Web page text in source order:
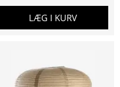
LÆG I KURV